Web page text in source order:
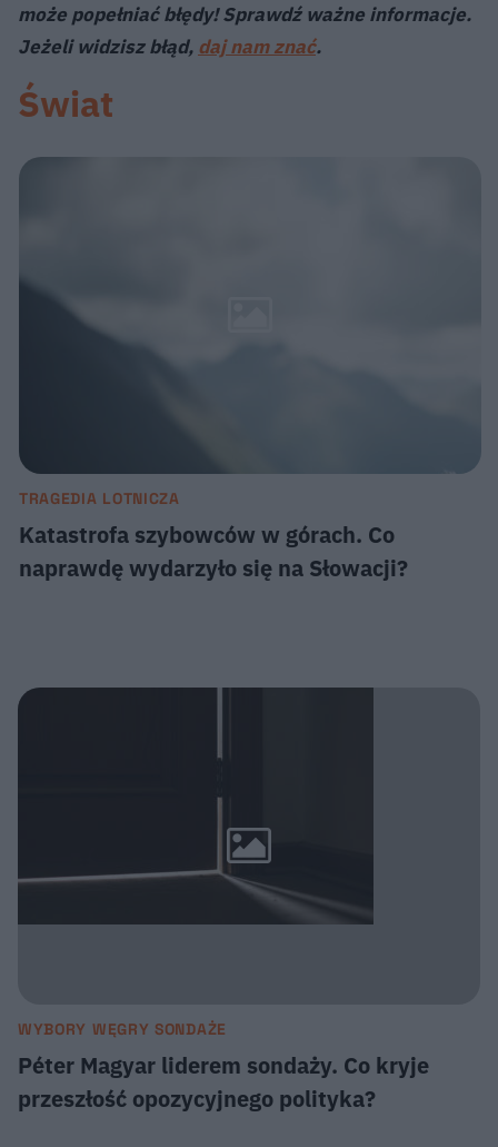
może popełniać błędy! Sprawdź ważne informacje.
Jeżeli widzisz błąd, daj nam znać.
Świat
TRAGEDIA LOTNICZA
Katastrofa szybowców w górach. Co
naprawdę wydarzyło się na Słowacji?
WYBORY WĘGRY SONDAŻE
Péter Magyar liderem sondaży. Co kryje
przeszłość opozycyjnego polityka?